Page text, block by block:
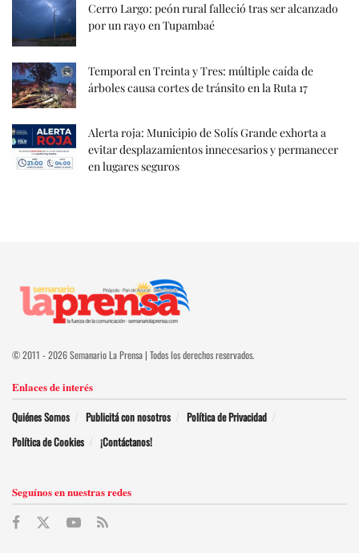
Cerro Largo: peón rural falleció tras ser alcanzado
por un rayo en Tupambaé
Temporal en Treinta y Tres: múltiple caída de
árboles causa cortes de tránsito en la Ruta 17
Alerta roja: Municipio de Solís Grande exhorta a
evitar desplazamientos innecesarios y permanecer
en lugares seguros
© 2011 - 2026 Semanario La Prensa | Todos los derechos reservados.
Enlaces de interés
Quiénes Somos Publicitá con nosotros
Política de Privacidad
Política de Cookies
¡Contáctanos!
Seguínos en nuestras redes